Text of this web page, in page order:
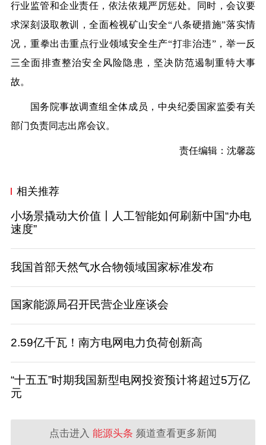
行业监管和企业责任，依法依规严厉惩处。同时，会议要
求深刻汲取教训，全面检视矿山安全“八条硬措施”落实情
况，重拳出击重点行业领域安全生产“打非治违”，举一反
三全面排查整治安全风险隐患，坚决防范遏制重特大事
故。
国务院事故调查组全体成员，中央纪委国家监委有关
部门负责同志出席会议。
责任编辑：沈馨蕊
相关推荐
小场景撬动大价值丨人工智能如何刷新中国“办电
速度”
我国首部天然气水合物领域国家标准发布
国家能源局召开民营企业座谈会
2.59亿千瓦！南方电网电力负荷创新高
“十五五”时期我国新型电网投资预计将超过5万亿
元
点击进入 能源头条 频道查看更多新闻